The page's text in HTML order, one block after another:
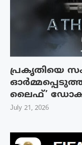
പ്രകൃതിയെ
ലൈഫ്’
July 21, 2026